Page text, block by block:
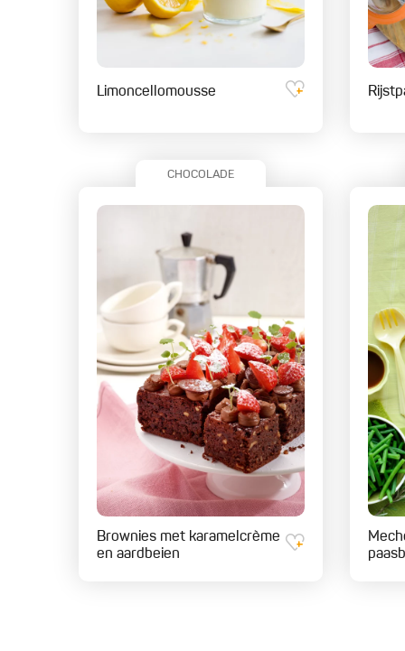
Limoncellomousse
CHOCOLADE
Brownies met karamelcrème
en aardbeien